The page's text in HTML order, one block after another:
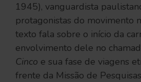
1945), vanguardista
protagonistas do movimento
texto fala sobre o início da
envolvimento dele no
Cinco e sua fase de viagens
frente da Missão de